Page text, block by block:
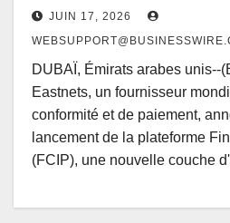
JUIN 17, 2026
DUBAÏ, Émirats arabes unis--
Eastnets, un fournisseur
conformité et de paiement,
lancement de la plateforme
(FCIP), une nouvelle couche